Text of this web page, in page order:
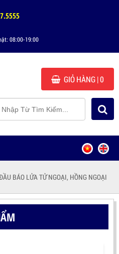
08:00-19:00
GIỎ HÀNG| 0
BÁO LỬA TỬ NGOẠI, HỒNG NGOẠI